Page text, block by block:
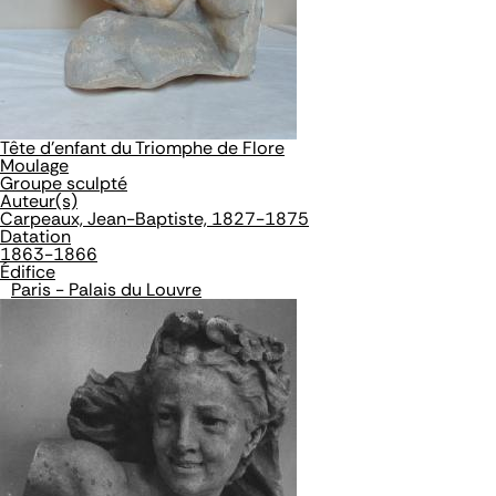
Tête d'enfant du Triomphe de Flore
Moulage
Groupe sculpté
Auteur(s)
Carpeaux, Jean-Baptiste, 1827-1875
Datation
1863-1866
Édifice
Paris - Palais du Louvre